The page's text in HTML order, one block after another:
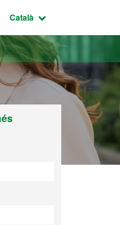
Idioma seleccionat:
Català